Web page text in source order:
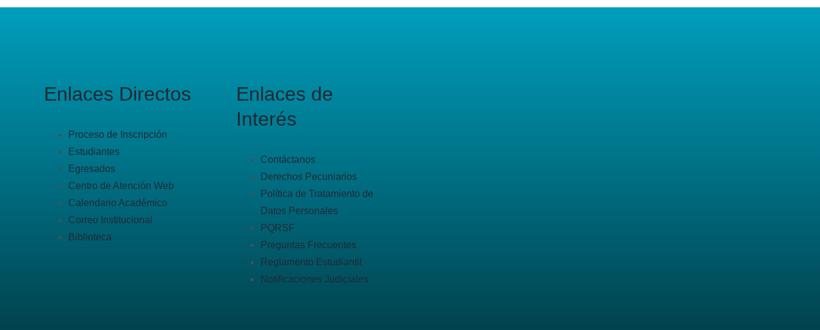
Enlaces Directos
Proceso de Inscripción
Estudiantes
Egresados
Centro de Atención Web
Calendario Académico
Correo Institucional
Biblioteca
Enlaces de
Interés
Contáctanos
Derechos Pecuniarios
Política de Tratamiento de
Datos Personales
PQRSF
Preguntas Frecuentes
Reglamento Estudiantil
Notificaciones Judiciales